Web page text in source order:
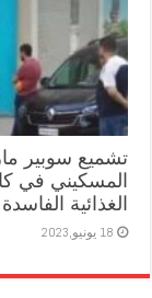
تشميع سوبير
المسكيني في
الغذائية
18 يونيو,2023